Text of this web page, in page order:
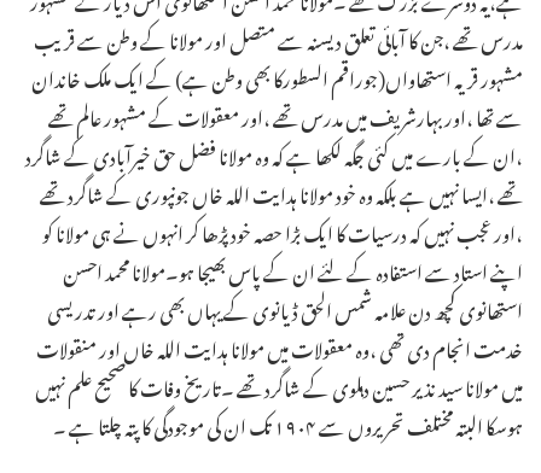
مدرس تھے ،جن کا آبائی تعلق دیسنہ سے متصل اور مولانا کے وطن سے قریب
مشہور قریہ استھاواں(جوراقم السطورکا بھی وطن ہے) کے ایک ملک خاندان
سے تھا ،اور بہارشریف میں مدرس تھے ،اور معقولات کے مشہور عالم تھے
،ان کے بارے میں کئی جگہ لکھا ہے کہ وہ مولانا فضل حق خیرآبادی کے شاگرد
تھے ،ایسا نہیں ہے بلکہ وہ خود مولانا ہدایت اللہ خاں جونپوری کے شاگرد تھے
،اور عجب نہیں کہ درسیات کا ایک بڑا حصہ خود پڑھا کر انہوں نے ہی مولانا کو
اپنے استاد سے استفادہ کے لئے ان کے پاس بھیجا ہو۔مولانا محمد احسن
استھانوی کچھ دن علامہ شمس الحق ڈیانوی کے یہاں بھی رہے اور تدریسی
خدمت انجام دی تھی ،وہ معقولات میں مولانا ہدایت اللہ خاں اور منقولات
میں مولانا سید نذیر حسین دہلوی کے شاگرد تھے ۔تاریخ وفات کا صحیح علم نہیں
ہوسکا البتہ مختلف تحریروں سے ۱۹۰۴ تک ان کی موجودگی کا پتہ چلتا ہے ۔